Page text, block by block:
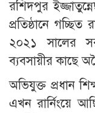
রশিদপুর
প্রতিষ্ঠানে
২০২১ সালের
ব্যবসায়ীর কাছে
অভিযুক্ত প্রধান
এখন রার্নিংয়ে